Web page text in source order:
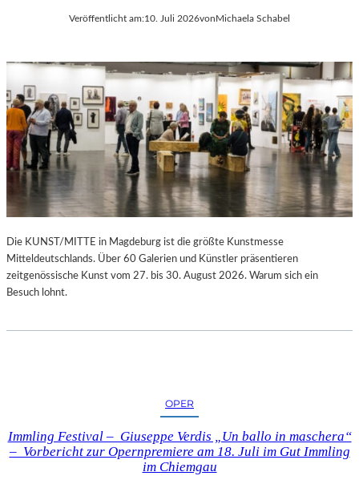
Veröffentlicht am:10. Juli 2026vonMichaela Schabel
Die KUNST/MITTE in Magdeburg ist die größte Kunstmesse
Mitteldeutschlands. Über 60 Galerien und Künstler präsentieren
zeitgenössische Kunst vom 27. bis 30. August 2026. Warum sich ein
Besuch lohnt.
OPER
Immling Festival – Giuseppe Verdis „Un ballo in maschera“
– Vorbericht zur Opernpremiere am 18. Juli im Gut Immling
im Chiemgau